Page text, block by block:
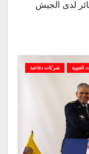
لدى الجيش
الجوية شركات دفاعية